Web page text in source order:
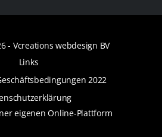
- Vcreations webdesign BV
Links
2022
eigenen Online-Plattform